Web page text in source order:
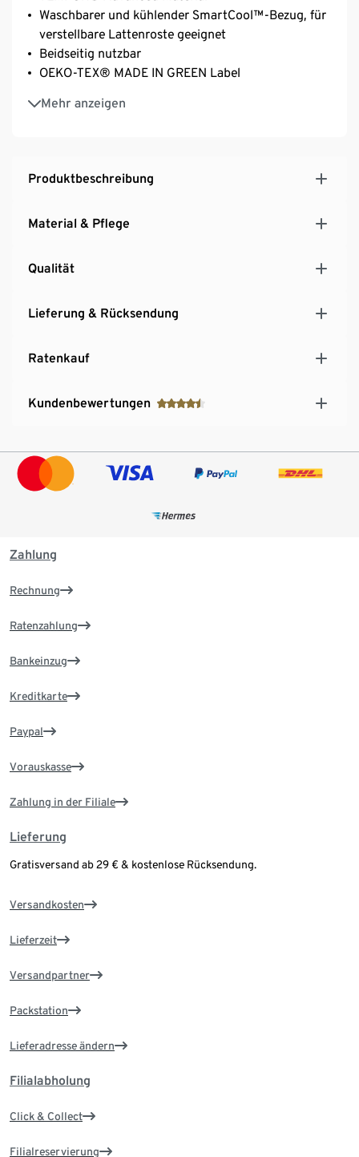
Waschbarer und kühlender SmartCool™-Bezug, für
verstellbare Lattenroste geeignet
Beidseitig nutzbar
OEKO-TEX® MADE IN GREEN Label
Mehr anzeigen
Made in Denmark
10 Jahre Herstellgarantie
Produktbeschreibung
Material & Pflege
Qualität
Lieferung & Rücksendung
Ratenkauf
Kundenbewertungen
Zahlung
Rechnung
Ratenzahlung
Bankeinzug
Kreditkarte
Paypal
Vorauskasse
Zahlung in der Filiale
Lieferung
Gratisversand ab 29 € & kostenlose Rücksendung.
Versandkosten
Lieferzeit
Versandpartner
Packstation
Lieferadresse ändern
Filialabholung
Click & Collect
Filialreservierung